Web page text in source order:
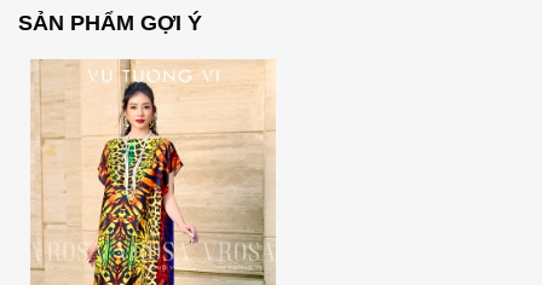
SẢN PHẨM GỢI Ý